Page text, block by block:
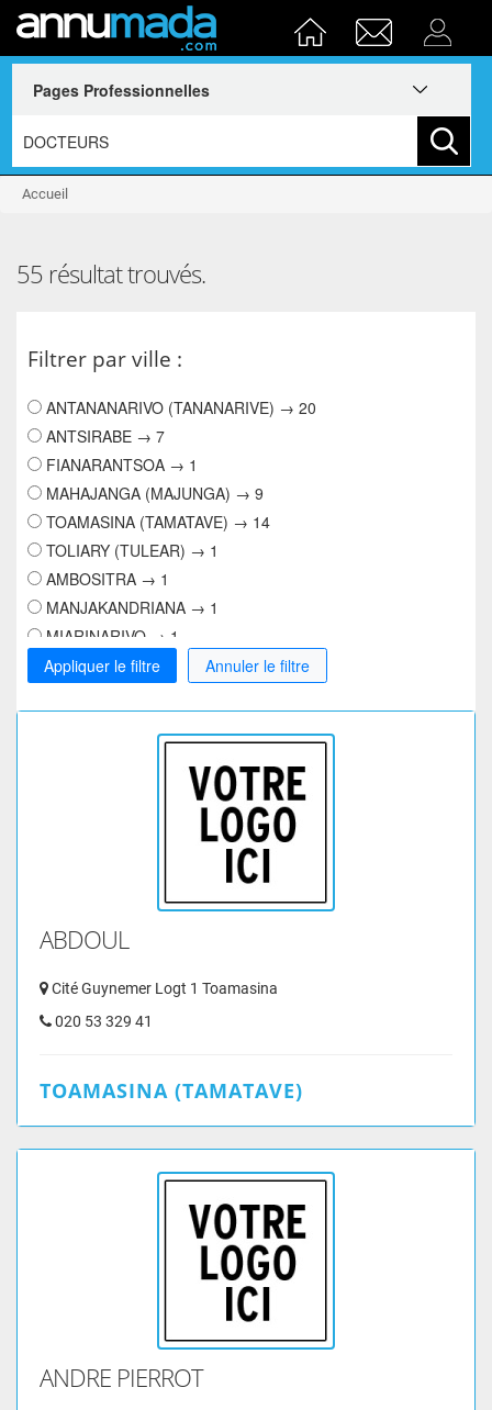
Accueil
55 résultat trouvés.
Filtrer par ville :
ANTANANARIVO (TANANARIVE) → 20
ANTSIRABE → 7
FIANARANTSOA → 1
MAHAJANGA (MAJUNGA) → 9
TOAMASINA (TAMATAVE) → 14
TOLIARY (TULEAR) → 1
AMBOSITRA → 1
MANJAKANDRIANA → 1
MIARINARIVO → 1
Appliquer le filtre
Annuler le filtre
ABDOUL
Cité Guynemer Logt 1 Toamasina
020 53 329 41
TOAMASINA (TAMATAVE)
ANDRE PIERROT